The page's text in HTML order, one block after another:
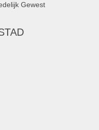
Gewest